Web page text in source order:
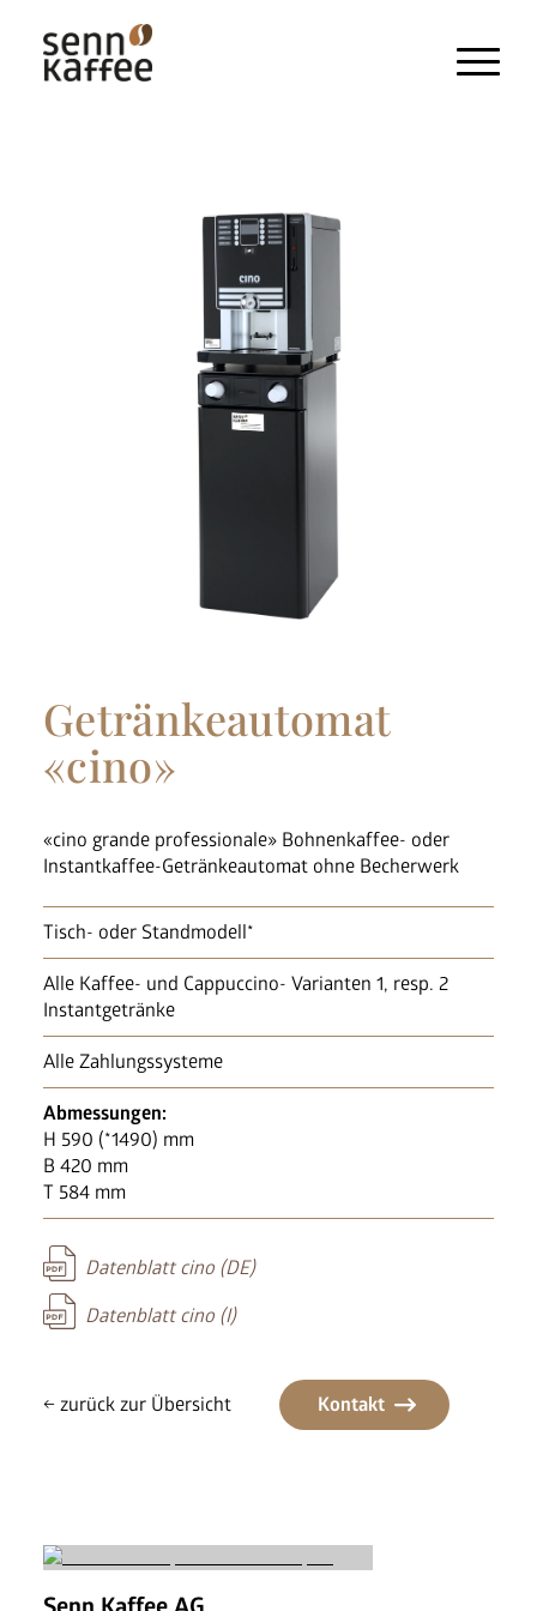
Kaltgetränke
Snacks und Frischprodukte
Zahlungssysteme
Kaffeemaschinen
Pflegeprodukte & Zubehör
Tee
Aufheller, Zucker & Co
Becher, Zubehör & Co
OPUS
Getränkeautomat
«cino»
«cino grande professionale» Bohnenkaffee- oder
Instantkaffee-Getränkeautomat ohne Becherwerk
Tisch- oder Standmodell*
Alle Kaffee- und Cappuccino- Varianten 1, resp. 2
Instantgetränke
Alle Zahlungssysteme
Abmessungen:
H 590 (*1490) mm
B 420 mm
T 584 mm
Datenblatt cino (DE)
Datenblatt cino (I)
← zurück zur Übersicht Kontakt